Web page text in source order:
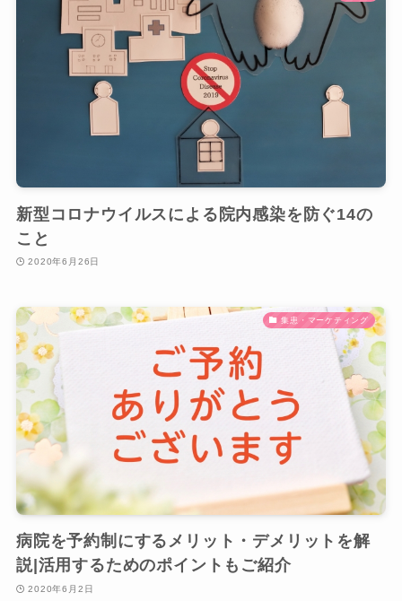
新型コロナウイルスによる院内感染を防ぐ14の
こと
2020年6月26日
集患・マーケティング
病院を予約制にするメリット・デメリットを解
説|活用するためのポイントもご紹介
2020年6月2日